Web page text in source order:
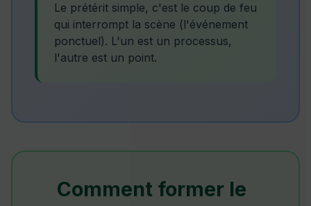
Le prétérit simple, c'est le coup de feu
qui interrompt la scène (l'événement
ponctuel). L'un est un processus,
l'autre est un point.
Comment former le